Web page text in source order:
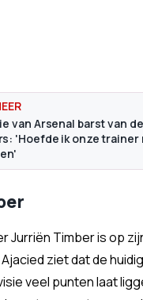
van Arsenal barst van de
'Hoefde ik onze trainer
Jurriën Timber is op
ziet dat de
veel punten laat